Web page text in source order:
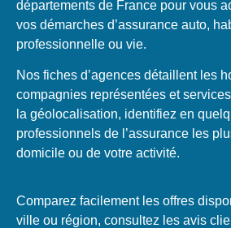
départements de France pour vous
vos démarches d’assurance auto,
professionnelle ou vie.
Nos fiches d’agences détaillent les
compagnies représentées et
la géolocalisation, identifiez en
professionnels de l’assurance les
domicile ou de votre activité.
Comparez facilement les offres
ville ou région, consultez les avis